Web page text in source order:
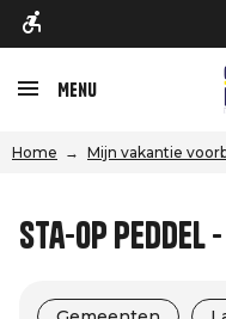
Menu
Home Mijn vakantie
Sta-op peddel